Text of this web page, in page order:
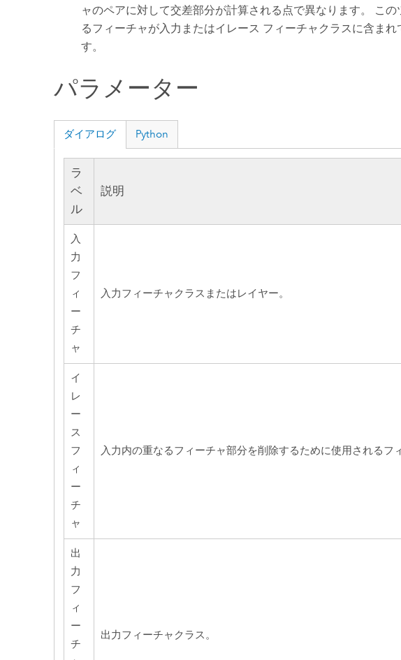
ャのペアに対して交差部分が計算される点で異なります。 こ
るフィーチャが入力またはイレース フィーチャクラスに含ま
す。
パラメーター
ダイアログ Python
ラ
ベ
ル
説明
入
力
フ
ィ
ー
チ
ャ
入力フィーチャクラスまたはレイヤー。
イ
レ
ー
ス
フ
ィ
ー
チ
ャ
入力内の重なるフィーチャ部分を削除するために使用されるフ
出
力
フ
ィ
ー
チ
出力フィーチャクラス。